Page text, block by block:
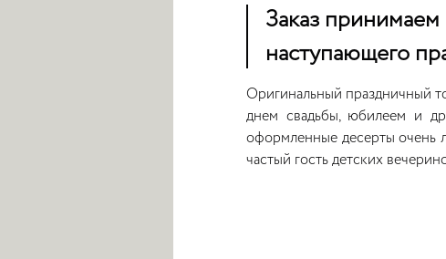
Заказ
наступающего
Оригинальный праздничный
днем свадьбы, юбилеем и
оформленные десерты очень
частый гость детских